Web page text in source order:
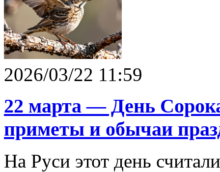
2026/03/22 11:59
22 марта — День
приметы и обычаи
На Руси этот день